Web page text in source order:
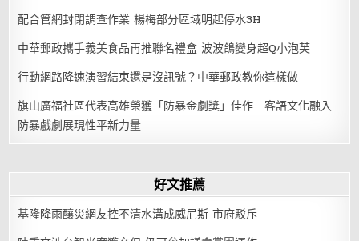
配合管網封閉調查作業 楊梅部分區域明起停水3H
中華郵政攜手義美食品再推聯名禮盒 波波鴿變身超Q小泡芙
行動網路降速演習結束還是沒訊號？中華郵政教你這樣做
旗山廣福社區代表高雄榮獲「防暴金劇獎」佳作 客語文化融入
防暴戲劇展現性平新力量
好文推薦
基隆降雨釀災網友控不清水溝成威尼斯 市府駁斥